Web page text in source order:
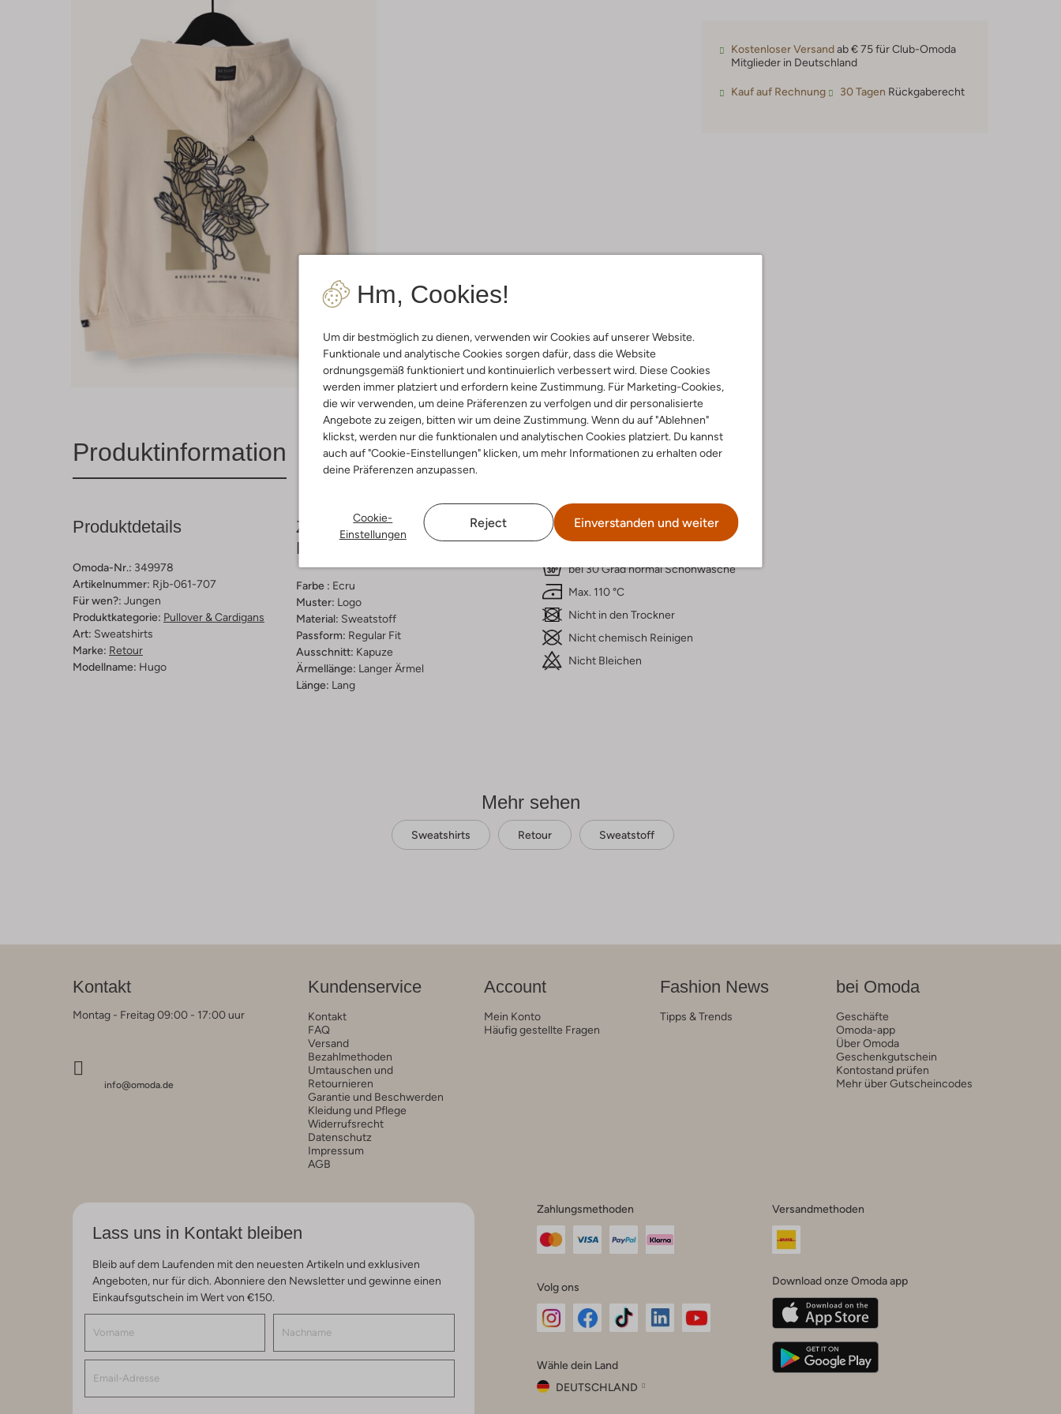
Hm, Cookies!
Um dir bestmöglich zu dienen, verwenden wir Cookies auf unserer Website.
Funktionale und analytische Cookies sorgen dafür, dass die Website
ordnungsgemäß funktioniert und kontinuierlich verbessert wird. Diese Cookies
werden immer platziert und erfordern keine Zustimmung. Für Marketing-Cookies,
die wir verwenden, um deine Präferenzen zu verfolgen und dir personalisierte
Angebote zu zeigen, bitten wir um deine Zustimmung. Wenn du auf "Ablehnen"
klickst, werden nur die funktionalen und analytischen Cookies platziert. Du kannst
auch auf "Cookie-Einstellungen" klicken, um mehr Informationen zu erhalten oder
deine Präferenzen anzupassen.
Cookie-
Einstellungen
Reject Einverstanden und weiter
Kostenloser Versandab € 75 für Club-Omoda
Mitglieder in Deutschland
Kauf auf Rechnung 30 Tagen Rückgaberecht
Produktinformation Lieferung & Rückgabe
Produktdetails
Omoda-Nr.: 349978
Artikelnummer: Rjb-061-707
Für wen?: Jungen
Produktkategorie: Pullover & Cardigans
Art: Sweatshirts
Marke: Retour
Modellname: Hugo
Zusammensetzung &
Passform
Farbe : Ecru
Muster: Logo
Material: Sweatstoff
Passform: Regular Fit
Ausschnitt: Kapuze
Ärmellänge: Langer Ärmel
Länge: Lang
Waschanleitung
bei 30 Grad normal Schonwäsche
Max. 110 °C
Nicht in den Trockner
Nicht chemisch Reinigen
Nicht Bleichen
Mehr sehen
Sweatshirts Retour Sweatstoff
Kontakt
Montag - Freitag 09:00 - 17:00 uur
info@omoda.de
Kundenservice
Kontakt
FAQ
Versand
Bezahlmethoden
Umtauschen und
Retournieren
Garantie und Beschwerden
Kleidung und Pflege
Widerrufsrecht
Datenschutz
Impressum
AGB
Account
Mein Konto
Häufig gestellte Fragen
Fashion News
Tipps & Trends
bei Omoda
Geschäfte
Omoda-app
Über Omoda
Geschenkgutschein
Kontostand prüfen
Mehr über Gutscheincodes
Lass uns in Kontakt bleiben
Bleib auf dem Laufenden mit den neuesten Artikeln und exklusiven
Angeboten, nur für dich. Abonniere den Newsletter und gewinne einen
Einkaufsgutschein im Wert von €150.
Zahlungsmethoden
Volg ons
Instagram
Facebook
TikTok
Wähle dein Land
DEUTSCHLAND
Versandmethoden
Download onze Omoda app